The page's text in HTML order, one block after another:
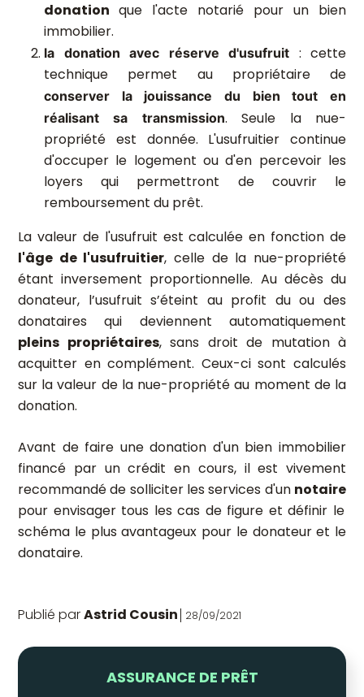
donation que l'acte notarié pour un bien
immobilier.
la donation avec réserve d'usufruit : cette
technique permet au propriétaire de
conserver la jouissance du bien tout en
réalisant sa transmission. Seule la nue-
propriété est donnée. L'usufruitier continue
d'occuper le logement ou d'en percevoir les
loyers qui permettront de couvrir le
remboursement du prêt.
La valeur de l'usufruit est calculée en fonction de
l'âge de l'usufruitier, celle de la nue-propriété
étant inversement proportionnelle. Au décès du
donateur, l’usufruit s’éteint au profit du ou des
donataires qui deviennent automatiquement
pleins propriétaires, sans droit de mutation à
acquitter en complément. Ceux-ci sont calculés
sur la valeur de la nue-propriété au moment de la
donation.
Avant de faire une donation d'un bien immobilier
financé par un crédit en cours, il est vivement
recommandé de solliciter les services d'un notaire
pour envisager tous les cas de figure et définir le
schéma le plus avantageux pour le donateur et le
donataire.
Publié parAstrid Cousin 28/09/2021
ASSURANCE DE PRÊT